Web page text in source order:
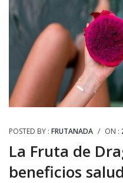
POSTED BY : FRUTANADA / ON :
La Fruta de
beneficios